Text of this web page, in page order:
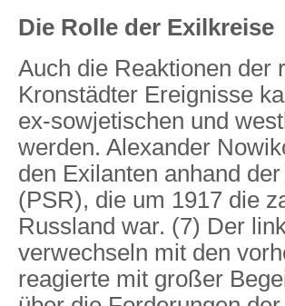
Die Rolle der Exilkreise
Auch die Reaktionen der
Kronstädter Ereignisse
ex-sowjetischen und
werden. Alexander
den Exilanten anhand
(PSR), die um 1917 die
Russland war. (7) Der
verwechseln mit den
reagierte mit großer